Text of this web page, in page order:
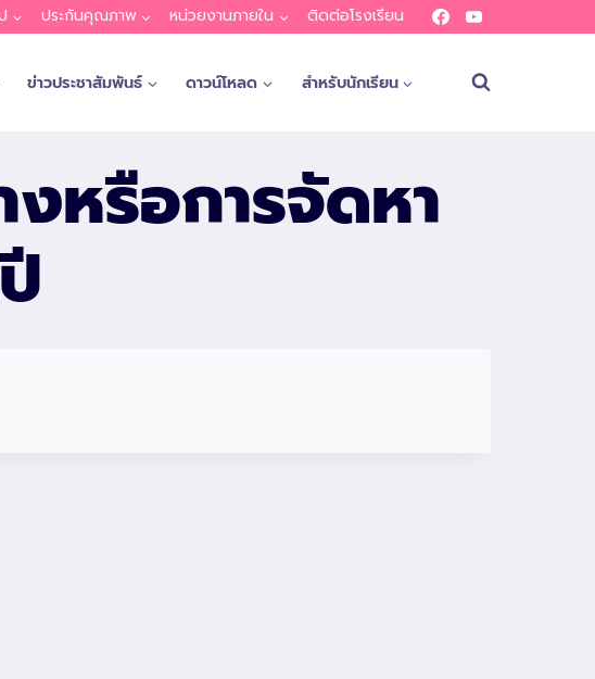
ประกันคุณภาพ หน่วยงานภายใน ติดต่อโรงเรียน
ข่าวประชาสัมพันธ์ ดาวน์โหลด สำหรับนักเรียน
หรือการจัดหา